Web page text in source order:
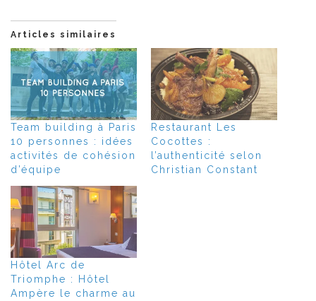
Articles similaires
Team building à Paris
10 personnes : idées
activités de cohésion
d’équipe
Restaurant Les
Cocottes :
l’authenticité selon
Christian Constant
Hôtel Arc de
Triomphe : Hôtel
Ampère le charme au